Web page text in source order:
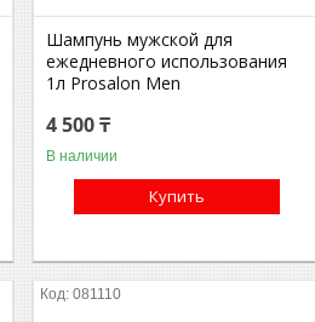
Шампунь мужской для
ежедневного использования
1л Prosalon Men
4 500 ₸
В наличии
Купить
081110